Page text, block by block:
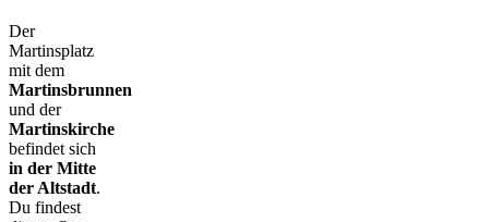
Der
Martinsplatz
mit dem
Martinsbrunnen
und der
Martinskirche
befindet sich
in der Mitte
der Altstadt.
Du findest